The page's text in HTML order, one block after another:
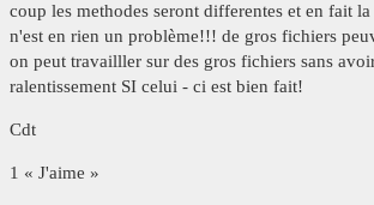
coup les methodes seront differentes et en fait
n'est en rien un problème!!! de gros fichiers
on peut travailller sur des gros fichiers sans
ralentissement SI celui - ci est bien fait!
Cdt
1 « J'aime »